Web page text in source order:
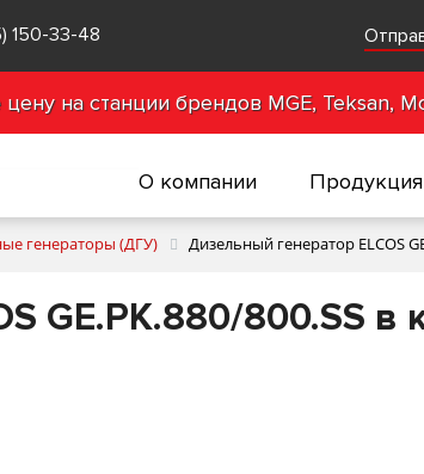
150-33-48
на станции брендов MGE, Teksan,
О компании Продукция
генераторы (ДГУ) Дизельный генератор ELCOS
GE.PK.880/800.SS в